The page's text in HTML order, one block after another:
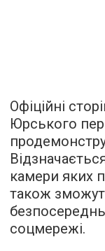
Офіційні
Юрського
камери яких
також
соцмережі.